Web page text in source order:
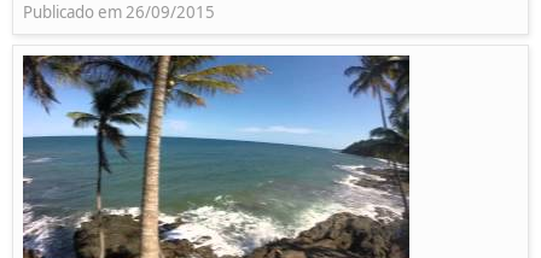
Publicado em 26/09/2015